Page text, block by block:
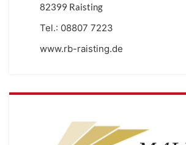
82399 Raisting
Tel.: 08807 7223
www.rb-raisting.de